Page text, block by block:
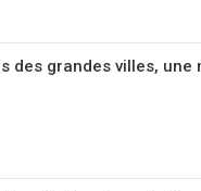
des grandes villes,